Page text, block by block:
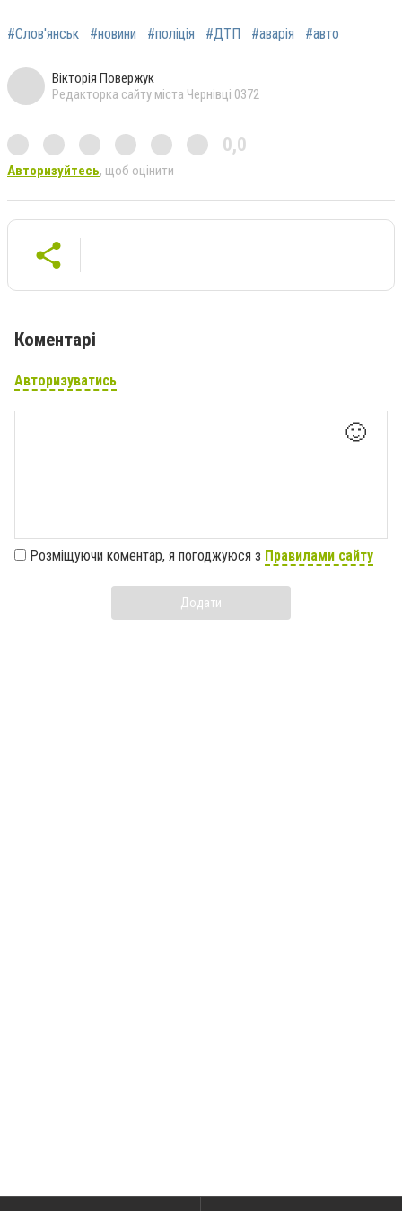
#Слов'янськ #новини #поліція #ДТП #аварія #авто
Вікторія Повержук
Редакторка сайту міста Чернівці 0372
0,0
Авторизуйтесь, щоб оцінити
Коментарі
Авторизуватись
🙂
Розміщуючи коментар, я погоджуюся з Правилами сайту
Додати